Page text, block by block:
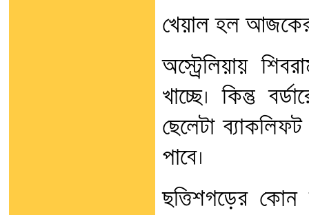
খেয়াল হল আজকের
অস্ট্রেলিয়ায়
খাচ্ছে। কিন্তু
ছেলেটা
পাবে।
ছত্তিশগড়ের